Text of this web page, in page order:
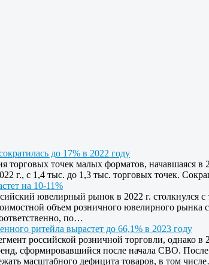
до 17% в 2022 году
торговых точек малых форматов,
г., с 1,4 тыс. до 1,3 тыс. торговых точек.
на 10-11%
ювелирный рынок в 2022 г.
объем розничного ювелирного
по…
ритейла вырастет до 66,1% в 2023 году
российской розничной торговли, однако
сформировавшийся после начала СВО.
масштабного дефицита товаров, в том